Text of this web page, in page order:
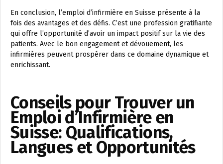
En conclusion, l’emploi d’infirmière en Suisse présente à la
fois des avantages et des défis. C’est une profession gratifiante
qui offre l’opportunité d’avoir un impact positif sur la vie des
patients. Avec le bon engagement et dévouement, les
infirmières peuvent prospérer dans ce domaine dynamique et
enrichissant.
Conseils pour Trouver un
Emploi d’Infirmière en
Suisse: Qualifications,
Langues et Opportunités